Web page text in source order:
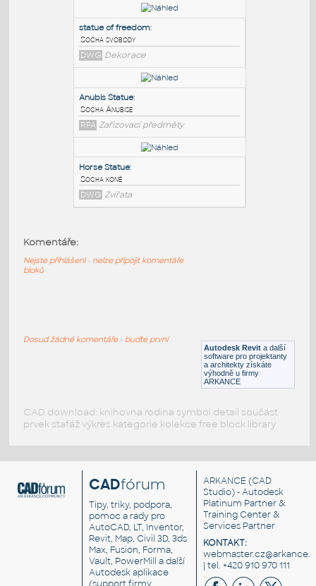
PODOBNÉ BLOKY
Roman Statue (AMAZING STATUE)
Římská socha
DWG Dekorace
statue of freedom:
Socha svobody
DWG Dekorace
RFA Zařizovací předměty
Autodesk Revit a další
software pro projektanty
a architekty získáte
výhodně u firmy
ARKANCE
Komentáře:
Nejste přihlášeni - nelze připojit komentáře
bloků
Dosud žádné komentáře - buďte první
CAD download: knihovna rodina symbol detail součást
prvek stafáž výkres kategorie kolekce free block library
CADfórum
Tipy, triky, podpora,
pomoc a rady pro
AutoCAD, LT, Inventor,
Revit, Map, Civil 3D, 3ds
Max, Fusion, Forma,
Vault, PowerMill a další
Autodesk aplikace
ARKANCE (CAD
Studio) - Autodesk
Platinum Partner &
Training Center &
Services Partner
KONTAKT:
| tel. +420 910 970 111